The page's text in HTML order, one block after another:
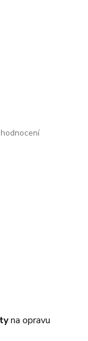
na opravu